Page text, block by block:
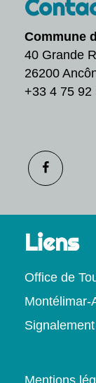
Commune
40 Grande
26200
+33 4 75 92
Liens
Office de
Montélimar-
Mentions